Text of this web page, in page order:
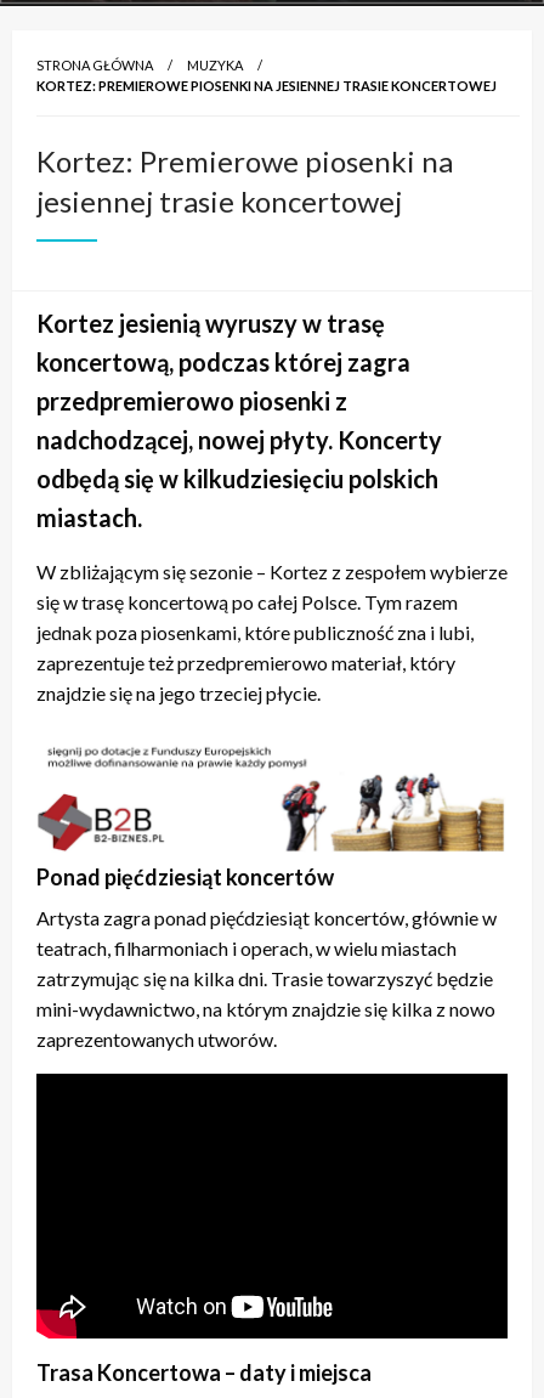
STRONA GŁÓWNA
MUZYKA
KORTEZ: PREMIEROWE PIOSENKI NA JESIENNEJ TRASIE KONCERTOWEJ
Kortez: Premierowe piosenki na
jesiennej trasie koncertowej
Kortez jesienią wyruszy w trasę
koncertową, podczas której zagra
przedpremierowo piosenki z
nadchodzącej, nowej płyty. Koncerty
odbędą się w kilkudziesięciu polskich
miastach.
W zbliżającym się sezonie – Kortez z zespołem wybierze
się w trasę koncertową po całej Polsce. Tym razem
jednak poza piosenkami, które publiczność zna i lubi,
zaprezentuje też przedpremierowo materiał, który
znajdzie się na jego trzeciej płycie.
Ponad pięćdziesiąt koncertów
Artysta zagra ponad pięćdziesiąt koncertów, głównie w
teatrach, filharmoniach i operach, w wielu miastach
zatrzymując się na kilka dni. Trasie towarzyszyć będzie
mini-wydawnictwo, na którym znajdzie się kilka z nowo
zaprezentowanych utworów.
Trasa Koncertowa – daty i miejsca